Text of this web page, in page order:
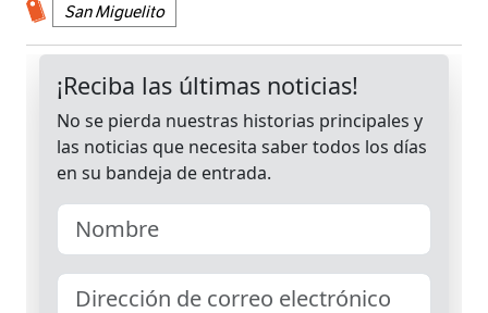
San Miguelito